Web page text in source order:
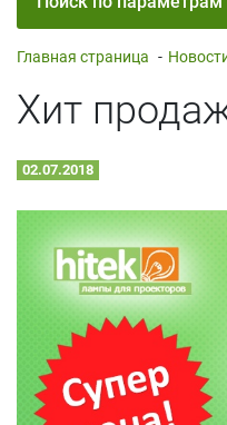
Главная страница -
Хит
02.07.2018